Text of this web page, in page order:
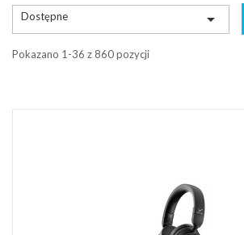
Dostępne 
Pokazano 1-36 z 860 pozycji